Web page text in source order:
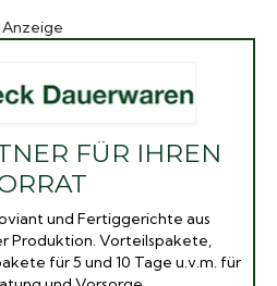
Anzeige
FÜR IHREN
und Fertiggerichte aus
Produktion. Vorteilspakete,
für 5 und 10 Tage u.v.m. für